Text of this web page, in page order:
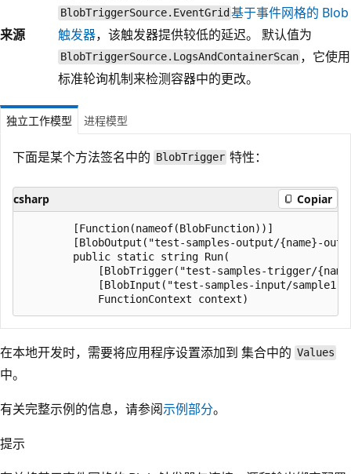
来源
BlobTriggerSource.EventGrid 基于事件网格的 Blob
触发器，该触发器提供较低的延迟。 默认值为
BlobTriggerSource.LogsAndContainerScan ，它使用
标准轮询机制来检测容器中的更改。
独立工作模型 进程模型
下面是某个方法签名中的 BlobTrigger 特性：
csharp Copiar
        [Function(nameof(BlobFunction))]
[BlobOutput("test-samples-output/{name}-
        public static string Run(
[BlobTrigger("test-samples-trigger/
[BlobInput("test-samples-input/
在本地开发时，需要将应用程序设置添加到 集合中的 Values
中。
有关完整示例的信息，请参阅示例部分。
提示